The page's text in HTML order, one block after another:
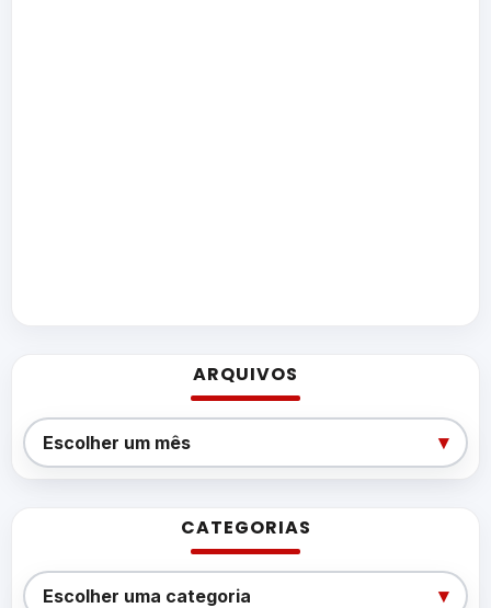
ARQUIVOS
Arquivos
Escolher um mês ▾
CATEGORIAS
Categorias
Escolher uma categoria ▾